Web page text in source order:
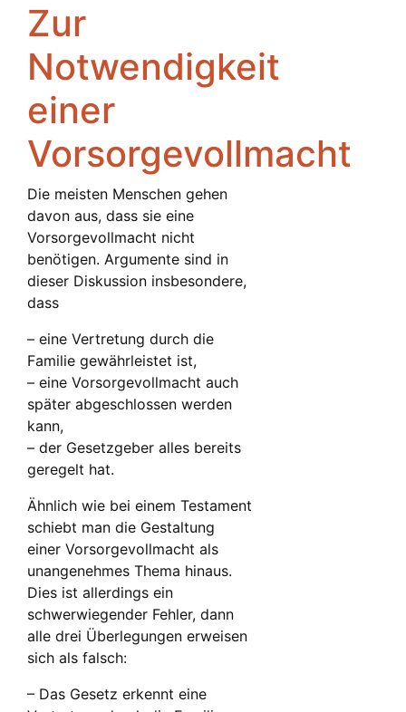
Zur
Notwendigkeit
einer
Vorsorgevollmacht
Die meisten Menschen gehen
davon aus, dass sie eine
Vorsorgevollmacht nicht
benötigen. Argumente sind in
dieser Diskussion insbesondere,
dass
– eine Vertretung durch die
Familie gewährleistet ist,
– eine Vorsorgevollmacht auch
später abgeschlossen werden
kann,
– der Gesetzgeber alles bereits
geregelt hat.
Ähnlich wie bei einem Testament
schiebt man die Gestaltung
einer Vorsorgevollmacht als
unangenehmes Thema hinaus.
Dies ist allerdings ein
schwerwiegender Fehler, dann
alle drei Überlegungen erweisen
sich als falsch:
– Das Gesetz erkennt eine